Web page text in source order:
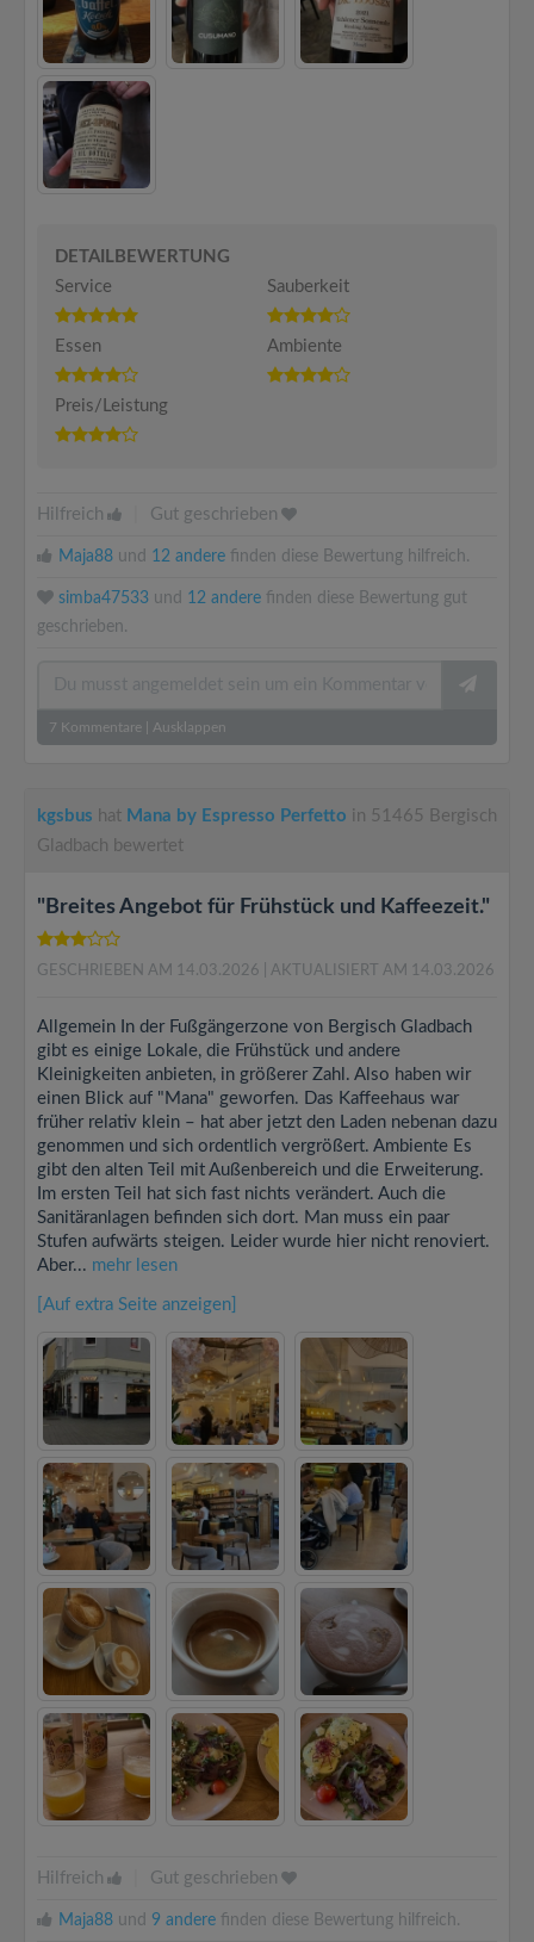
DETAILBEWERTUNG
Service
Sauberkeit
Essen Ambiente
Preis/Leistung
Hilfreich Gut geschrieben
Maja88 und 12 andere finden diese Bewertung hilfreich.
simba47533 und 12 andere finden diese Bewertung gut
geschrieben.
7 Kommentare Ausklappen
kgsbus hat Mana by Espresso Perfetto in 51465 Bergisch
Gladbach bewertet
"Breites Angebot für Frühstück und Kaffeezeit."
GESCHRIEBEN AM 14.03.2026 | AKTUALISIERT AM 14.03.2026
Allgemein In der Fußgängerzone von Bergisch Gladbach
gibt es einige Lokale, die Frühstück und andere
Kleinigkeiten anbieten, in größerer Zahl. Also haben wir
einen Blick auf "Mana" geworfen. Das Kaffeehaus war
früher relativ klein – hat aber jetzt den Laden nebenan dazu
genommen und sich ordentlich vergrößert. Ambiente Es
gibt den alten Teil mit Außenbereich und die Erweiterung.
Im ersten Teil hat sich fast nichts verändert. Auch die
Sanitäranlagen befinden sich dort. Man muss ein paar
Stufen aufwärts steigen. Leider wurde hier nicht renoviert.
Aber... mehr lesen
[Auf extra Seite anzeigen]
Hilfreich Gut geschrieben
Maja88 und 9 andere finden diese Bewertung hilfreich.